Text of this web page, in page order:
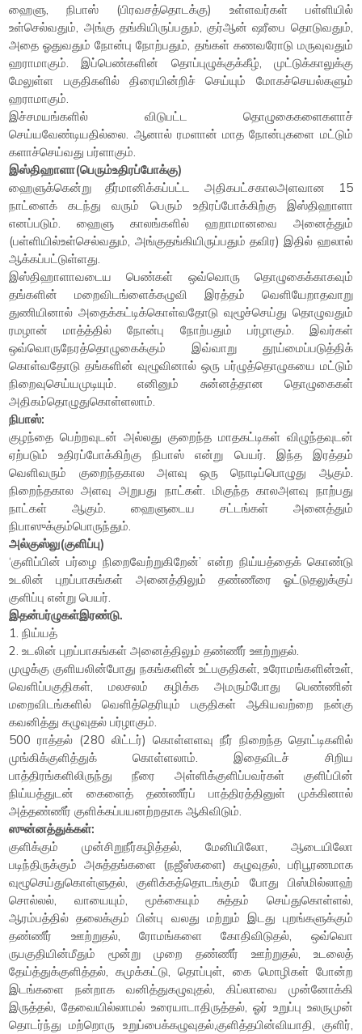
ஹைளு, நிபாஸ் (பிரவசத்தொடக்கு) உள்ளவர்கள் பள்ளியில்
உள்செல்வதும், அங்கு தங்கியிருப்பதும், குர்ஆன் ஷரீபை தொடுவதும்,
அதை ஓதுவதும் நோன்பு நோற்பதும், தங்கள் கணவரோடு மருவுவதும்
ஹராமாகும். இப்பெண்களின் தொப்புழுக்குக்கீழ், முட்டுக்காலுக்கு
மேலுள்ள பகுதிகளில் திரையின்றிச் செய்யும் மோகச்செயல்களும்
ஹராமாகும்.
இச்சமயங்களில் விடுபட்ட தொழுகைகளைகளாச்
செய்யவேண்டியதில்லை. ஆனால் ரமளான் மாத நோன்புகளை மட்டும்
களாச்செய்வது பர்ளாகும்.
இஸ்திஹாளா(பெரும்உதிரப்போக்கு)​
ஹைளுக்கென்று தீர்மானிக்கப்பட்ட அதிகபட்சகாலஅளவான 15
நாட்ளைக் கடந்து வரும் பெரும் உதிரப்போக்கிற்கு இஸ்திஹாளா
எனப்படும். ஹைளு காலங்களில் ஹறாமானவை அனைத்தும்
(பள்ளியில்உள்செல்வதும், அங்குதங்கியிருப்பதும் தவிர) இதில் ஹலால்
ஆக்கப்பட்டுள்ளது.
இஸ்திஹாளாவடைய பெண்கள் ஒவ்வொரு தொழுகைக்காகவும்
தங்களின் மறைவிடங்ளைக்கழுவி இரத்தம் வெளியேறாதவாறு
துணியினால் அதைக்கட்டிக்கொள்வதோடு வுழூச்செய்து தொழுவதும்
ரமழான் மாத்த்தில் நோன்பு நோற்பதும் பர்ழாகும். இவர்கள்
ஒவ்வொருநேரத்தொழுகைக்கும் இவ்வாறு தூய்மைப்படுத்திக்
கொள்வதோடு தங்களின் வுழூவினால் ஒரு பர்ழுத்தொழுகயை மட்டும்
நிறைவுசெய்யமுடியும். எனினும் சுன்னத்தான தொழுகைகள்
அதிகம்தொழுதுகொள்ளலாம்.
நிபாஸ்:
குழந்தை பெற்றவுடன் அல்லது குறைந்த மாதகட்டிகள் விழுந்தவுடன்
ஏற்படும் உதிரப்போக்கிற்கு நிபாஸ் என்று பெயர். இந்த இரத்தம்
வெளிவரும் குறைந்தகால அளவு ஒரு நொடிப்பொழுது ஆகும்.
நிறைந்தகால அளவு அறுபது நாட்கள். மிகுந்த காலஅளவு நாற்பது
நாட்கள் ஆகும். ஹைளுடைய சட்டங்கள் அனைத்தும்
நிபாஸுக்கும்பொருந்தும்.
அல்குஸ்லு(குளிப்பு)
‘குளிப்பின் பர்ழை நிறைவேற்றுகிறேன்’ என்ற நிய்யத்தைக் கொண்டு
உடலின் புறப்பாகங்கள் அனைத்திலும் தண்ணீரை ஓட்டுதலுக்குப்
குளிப்பு என்று பெயர்.
இதன்பர்ழுகள்இரண்டு.
1. நிய்யத்
2. உடலின் புறப்பாகங்கள் அனைத்திலும் தண்ணீர் ஊற்றுதல்.
முழுக்கு குளியலின்போது நகங்களின் உட்பகுதிகள், உரோமங்களின்உள்,
வெளிப்பகுதிகள், மலசலம் கழிக்க அமரும்போது பெண்ணின்
மறைவிடங்களில் வெளித்தெரியும் பகுதிகள் ஆகியவற்றை நன்கு
கவனித்து கழுவுதல் பர்ழாகும்.
500 ராத்தல் (280 லிட்டர்) கொள்ளளவு நீர் நிறைந்த தொட்டிகளில்
முங்கிக்குளித்துக் கொள்ளலாம். இதைவிடச் சிறிய
பாத்திரங்களிலிருந்து நீரை அள்ளிக்குளிப்பவர்கள் குளிப்பின்
நிய்யத்துடன் கைளைத் தண்ணீர்ப் பாத்திரத்தினுள் முக்கினால்
அத்தண்ணீர் குளிக்கப்பயனற்றதாக ஆகிவிடும்.
ஸுன்னத்துக்கள்:
குளிக்கும் முன்சிறுநீர்கழித்தல், மேனியிலோ, ஆடையிலோ
படிந்திருக்கும் அசுத்தங்களை (நஜீஸ்களை) கழுவுதல், பரிபூரணமாக
வுழூசெய்துகொள்ளுதல், குளிக்கத்தொடங்கும் போது பிஸ்மில்லாஹ்
சொல்லல், வாயையும், மூக்கையும் சுத்தம் செய்துகொள்ளல்,
ஆரம்பத்தில் தலைக்கும் பின்பு வலது மற்றும் இடது புறங்களுக்கும்
தண்ணீர் ஊற்றுதல், ரோமங்களை கோதிவிடுதல், ஒவ்வொ
ருபகுதியின்மீதும் மூன்று முறை தண்ணீர் ஊற்றுதல், உடலைத்
தேய்த்துக்குளித்தல், கமுக்கட்டு, தொப்புள், கை மொழிகள் போன்ற
இடங்களை நன்றாக வனித்துகழுவுதல், கிப்லாவை முன்னோக்கி
இருத்தல், தேவையில்லாமல் உரையாடாதிருத்தல், ஓர் உறுப்பு உலருமுன்
தொடர்ந்து மற்றொரு உறுப்பைக்கழுவுதல்,குளித்தபின்வியாதி, குளிர்,